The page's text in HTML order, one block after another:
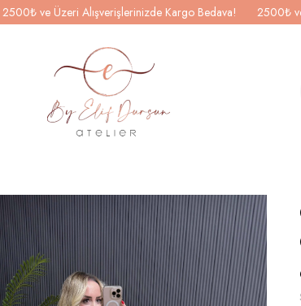
2500₺ ve Üzeri Alışverişlerinizde Kargo Bedava! 2500₺